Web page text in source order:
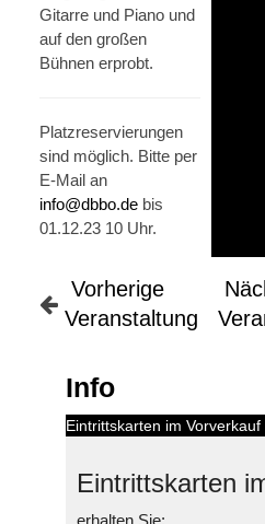
Gitarre und Piano und
auf den großen
Bühnen erprobt.
Platzreservierungen
sind möglich. Bitte per
E-Mail an
info@dbbo.de bis
01.12.23 10 Uhr.
Vorherige
Veranstaltung
Info
Eintrittskarten im Vorverkauf
Eintrittskarten
erhalten Sie: